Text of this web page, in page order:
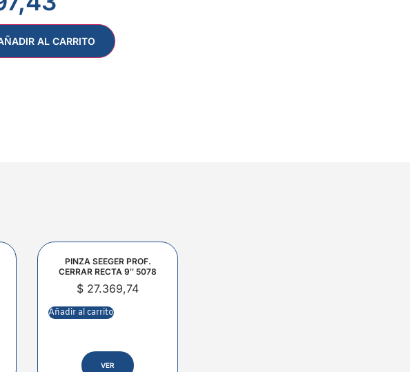
AL CARRITO
PINZA SEEGER PROF.
CERRAR RECTA 9″ 5078
$ 27.369,74
Añadir al carrito
VER